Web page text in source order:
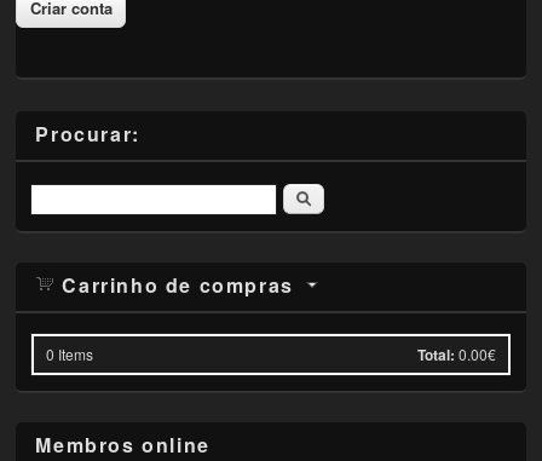
Procurar:
Pesquisar
Carrinho de compras
0 Items Total: 0.00€
Membros online